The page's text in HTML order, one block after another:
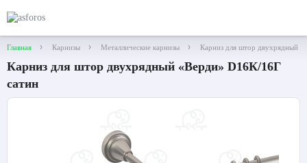
Главная Карнизы Металлические карнизы Карниз для штор двухрядный
Карниз для штор двухрядный «Верди» D16К/16Г
сатин